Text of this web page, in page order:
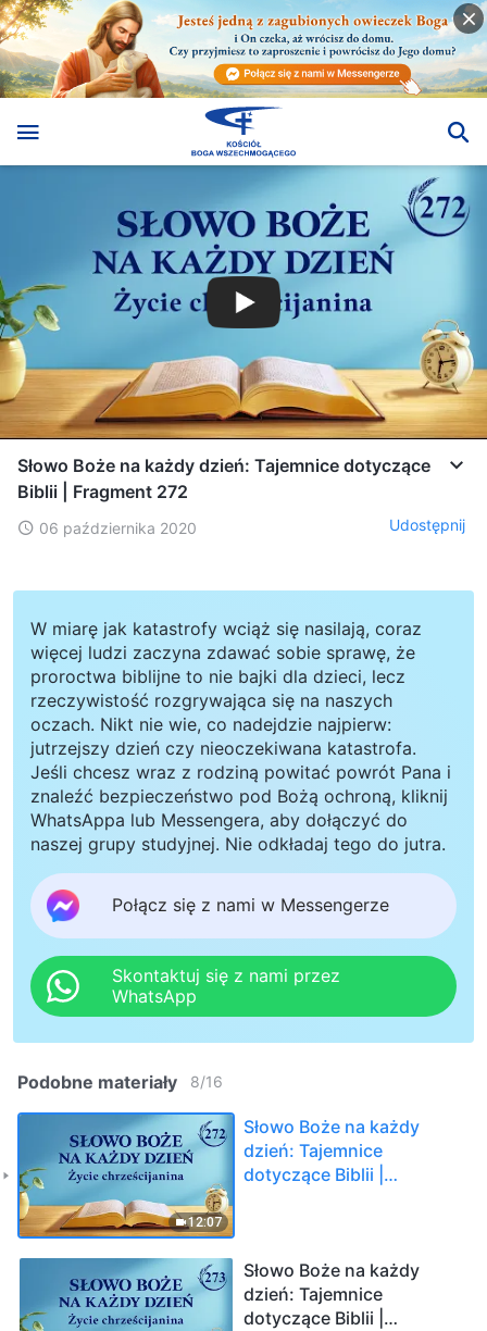
Słowo Boże na każdy dzień: Tajemnice dotyczące
Biblii | Fragment 272
06 października 2020 Udostępnij
W miarę jak katastrofy wciąż się nasilają, coraz
więcej ludzi zaczyna zdawać sobie sprawę, że
proroctwa biblijne to nie bajki dla dzieci, lecz
rzeczywistość rozgrywająca się na naszych
oczach. Nikt nie wie, co nadejdzie najpierw:
jutrzejszy dzień czy nieoczekiwana katastrofa.
Jeśli chcesz wraz z rodziną powitać powrót Pana i
znaleźć bezpieczeństwo pod Bożą ochroną, kliknij
WhatsAppa lub Messengera, aby dołączyć do
naszej grupy studyjnej. Nie odkładaj tego do jutra.
Połącz się z nami w Messengerze
Skontaktuj się z nami przez
WhatsApp
Podobne materiały 8/16
12:07
Słowo Boże na każdy
dzień: Tajemnice
dotyczące Biblii |
Słowo Boże na każdy
dzień: Tajemnice
dotyczące Biblii |